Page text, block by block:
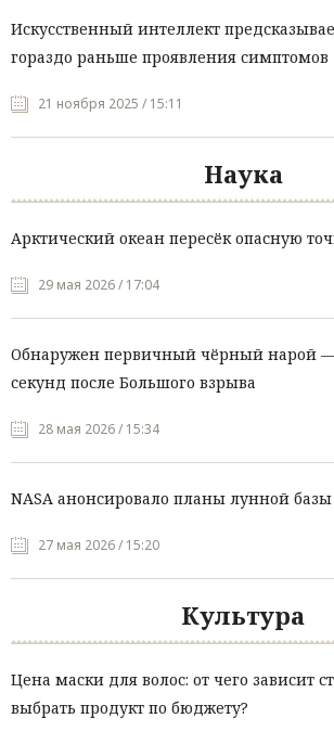
Искусственный интеллект
гораздо раньше проявления симптомов
21 ноября 2025 / 15:11
Наука
Арктический океан пересёк опасную
29 мая 2026 / 17:04
Обнаружен первичный чёрный нарой
секунд после Большого взрыва
28 мая 2026 / 15:34
NASA анонсировало планы лунной базы
27 мая 2026 / 15:20
Культура
Цена маски для волос: от чего зависит
выбрать продукт по бюджету?